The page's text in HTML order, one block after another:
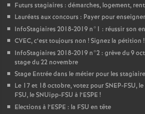
Futurs stagiaires : démarches, logement,
Lauréats aux concours : Payer pour enseigner
InfoStagiaires 2018-2019 n°1 : réussir son
CVEC, c’est toujours non ! Signez la pétition !
InfoStagiaires 2018-2019 n°2 : grève du 9
stage du 22 novembre
Stage Entrée dans le métier pour les
Le 17 et 18 octobre, votez pourSNEP-FSU, le
FSU, le SNUipp-FSU à l’ESPE !
Elections à l’ESPE : la FSU en tête